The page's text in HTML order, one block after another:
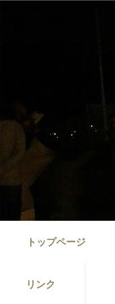
トップページ
リンク